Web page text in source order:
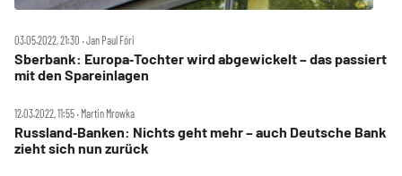
03.05.2022, 21:30 ‧ Jan Paul Fóri
Sberbank: Europa‑Tochter wird abgewickelt – das passiert
mit den Spareinlagen
12.03.2022, 11:55 ‧ Martin Mrowka
Russland‑Banken: Nichts geht mehr – auch Deutsche Bank
zieht sich nun zurück